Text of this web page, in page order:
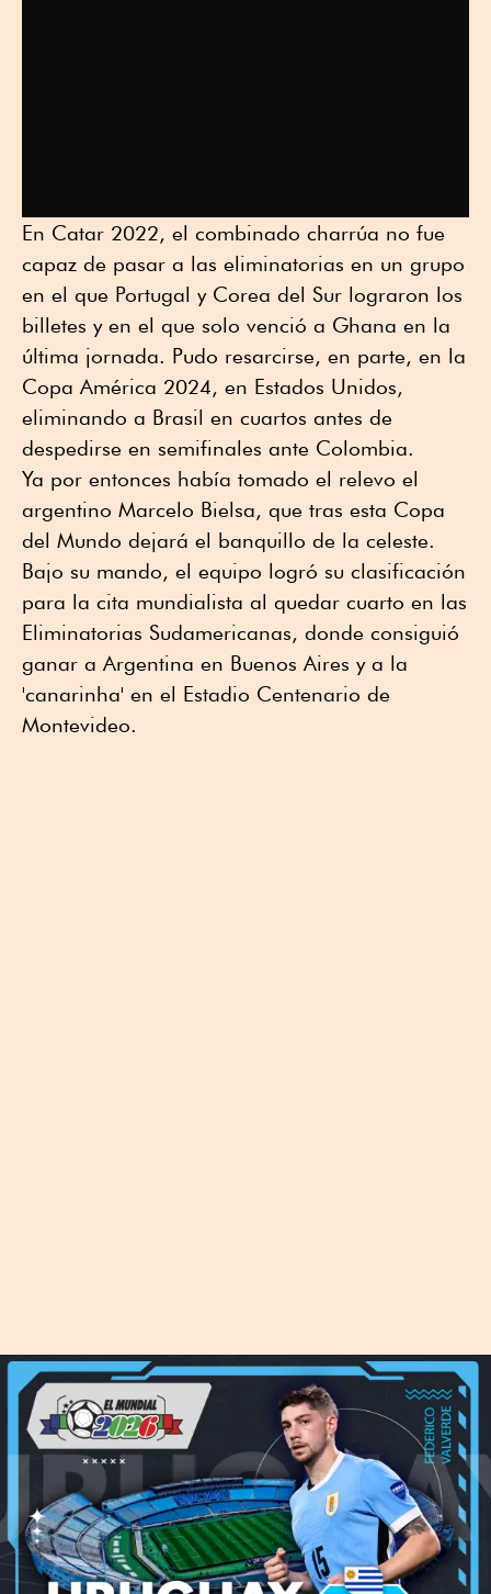
En Catar 2022, el combinado charrúa no fue
capaz de pasar a las eliminatorias en un grupo
en el que Portugal y Corea del Sur lograron los
billetes y en el que solo venció a Ghana en la
última jornada. Pudo resarcirse, en parte, en la
Copa América 2024, en Estados Unidos,
eliminando a Brasil en cuartos antes de
despedirse en semifinales ante Colombia.
Ya por entonces había tomado el relevo el
argentino Marcelo Bielsa, que tras esta Copa
del Mundo dejará el banquillo de la celeste.
Bajo su mando, el equipo logró su clasificación
para la cita mundialista al quedar cuarto en las
Eliminatorias Sudamericanas, donde consiguió
ganar a Argentina en Buenos Aires y a la
'canarinha' en el Estadio Centenario de
Montevideo.